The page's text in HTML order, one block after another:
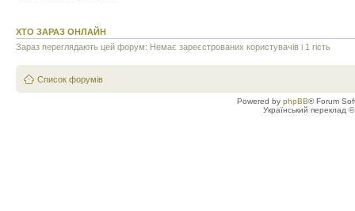
ХТО ЗАРАЗ ОНЛАЙН
Зараз переглядають цей форум: Немає зареєстрованих користувачів і 1 гість
Список форумів
Powered by phpBB® Forum
Український переклад